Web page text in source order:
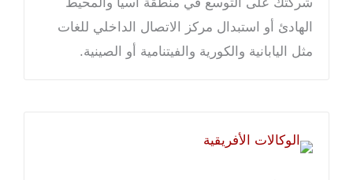
الهادئ أو استبدال مركز الاتصال الداخلي للغات
مثل اليابانية والكورية والفيتنامية أو الصينية.